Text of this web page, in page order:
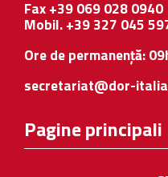
Fax +39 069 028 0940
Mobil. +39 327 045
Ore de permanență:
secretariat@dor-
Pagine principali